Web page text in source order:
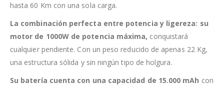
hasta 60 Km con una sola carga.
La combinación perfecta entre potencia y ligereza: su
motor de 1000W de potencia máxima, conquistará
cualquier pendiente. Con un peso reducido de apenas 22 Kg,
una estructura sólida y sin ningún tipo de holgura.
Su batería cuenta con una capacidad de 15.000 mAh con